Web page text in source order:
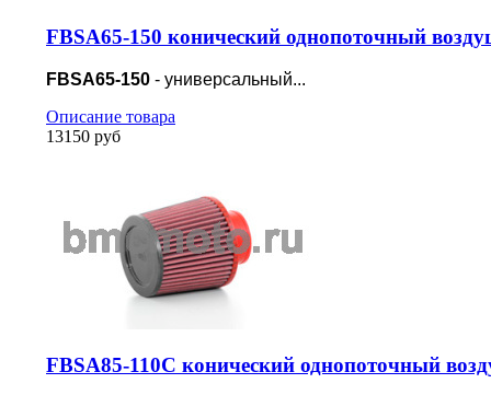
FBSA65-150 конический однопоточный
FBSA65-150 - универсальный...
Описание товара
13150 руб
FBSA85-110C конический однопоточный